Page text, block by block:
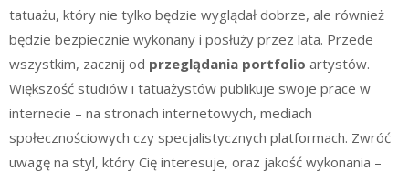
tatuażu, który nie tylko będzie wyglądał dobrze, ale również
będzie bezpiecznie wykonany i posłuży przez lata. Przede
wszystkim, zacznij od przeglądania portfolio artystów.
Większość studiów i tatuażystów publikuje swoje prace w
internecie – na stronach internetowych, mediach
społecznościowych czy specjalistycznych platformach. Zwróć
uwagę na styl, który Cię interesuje, oraz jakość wykonania –